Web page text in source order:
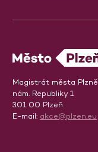
Magistrát města Plzně
nám. Republiky 1
301 00 Plzeň
E-mail: akce@plzen.eu